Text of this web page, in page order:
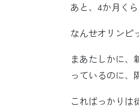
あと、4か月く
なんせオリンピ
まあたしかに、
っているのに、
こればっかりは